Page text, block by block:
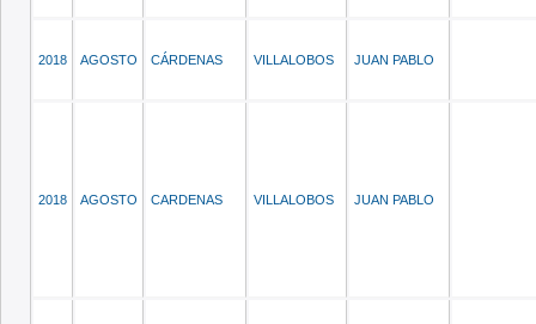
2018 AGOSTO CÁRDENAS VILLALOBOS JUAN PABLO
2018 AGOSTO CARDENAS VILLALOBOS JUAN PABLO